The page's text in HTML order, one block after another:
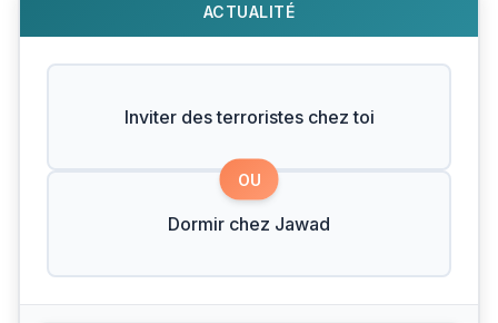
ACTUALITÉ
Inviter des terroristes chez toi
OU
Dormir chez Jawad